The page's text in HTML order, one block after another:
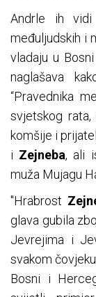
Andrle ih vidi
međuljudskih i
vladaju u
naglašava
“Pravednika
svjetskog
komšije i
i Zejneba, ali
muža Mujagu
"Hrabrost
glava gubila
Jevrejima i
svakom
Bosni i